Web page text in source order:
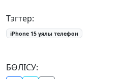
Тэгтер:
iPhone 15 ұялы телефон
БӨЛІСУ: